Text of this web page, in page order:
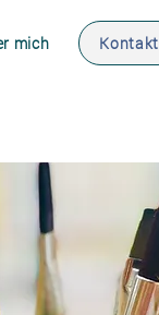
mich Kontakt